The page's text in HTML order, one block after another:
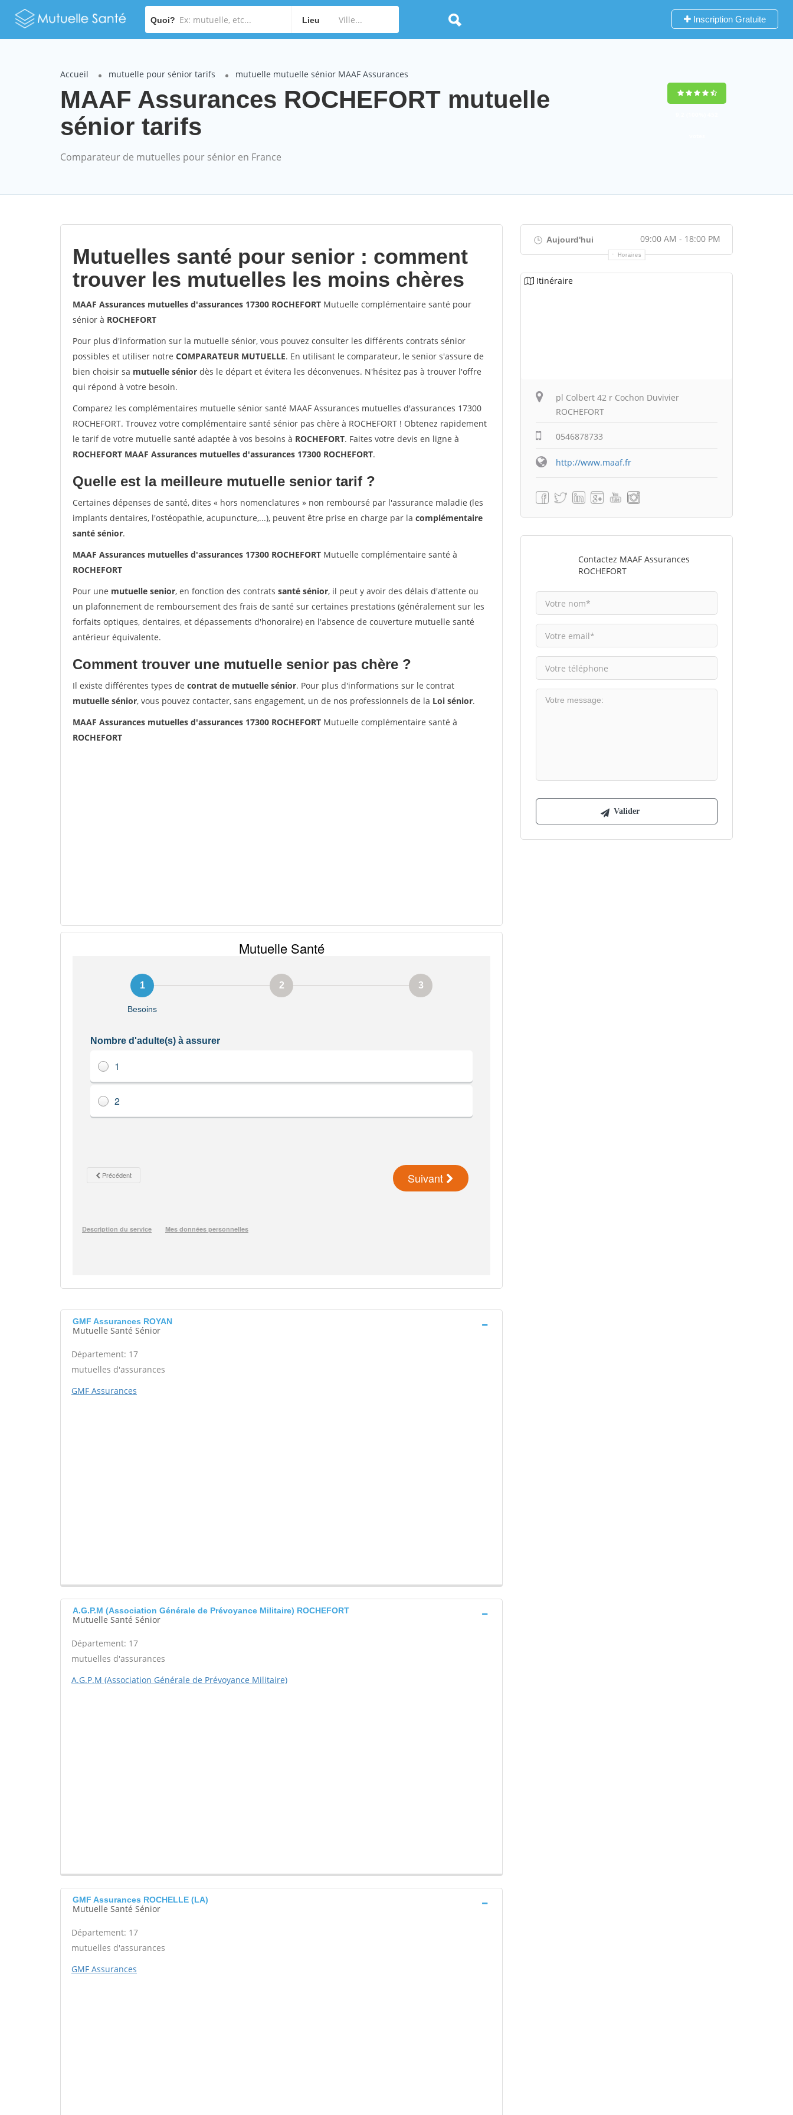
Quoi? Lieu Inscription Gratuite
Accueil mutuelle pour sénior tarifs mutuelle mutuelle sénior MAAF Assurances
MAAF Assurances ROCHEFORT mutuelle
sénior tarifs
Comparateur de mutuelles pour sénior en France
Mutuelles santé pour senior : comment
trouver les mutuelles les moins chères
MAAF Assurances mutuelles d'assurances 17300 ROCHEFORT Mutuelle complémentaire santé pour
sénior à ROCHEFORT
Pour plus d'information sur la mutuelle sénior, vous pouvez consulter les différents contrats sénior
possibles et utiliser notre COMPARATEUR MUTUELLE. En utilisant le comparateur, le senior s'assure de
bien choisir sa mutuelle sénior dès le départ et évitera les déconvenues. N'hésitez pas à trouver l'offre
qui répond à votre besoin.
Comparez les complémentaires mutuelle sénior santé MAAF Assurances mutuelles d'assurances 17300
ROCHEFORT. Trouvez votre complémentaire santé sénior pas chère à ROCHEFORT ! Obtenez rapidement
le tarif de votre mutuelle santé adaptée à vos besoins à ROCHEFORT. Faites votre devis en ligne à
ROCHEFORT MAAF Assurances mutuelles d'assurances 17300 ROCHEFORT.
Quelle est la meilleure mutuelle senior tarif ?
Certaines dépenses de santé, dites « hors nomenclatures » non remboursé par l'assurance maladie (les
implants dentaires, l'ostéopathie, acupuncture,...), peuvent être prise en charge par la complémentaire
santé sénior.
MAAF Assurances mutuelles d'assurances 17300 ROCHEFORT Mutuelle complémentaire santé à
ROCHEFORT
Pour une mutuelle senior, en fonction des contrats santé sénior, il peut y avoir des délais d'attente ou
un plafonnement de remboursement des frais de santé sur certaines prestations (généralement sur les
forfaits optiques, dentaires, et dépassements d'honoraire) en l'absence de couverture mutuelle santé
antérieur équivalente.
Comment trouver une mutuelle senior pas chère ?
Il existe différentes types de contrat de mutuelle sénior. Pour plus d'informations sur le contrat
mutuelle sénior, vous pouvez contacter, sans engagement, un de nos professionnels de la Loi sénior.
MAAF Assurances mutuelles d'assurances 17300 ROCHEFORT Mutuelle complémentaire santé à
ROCHEFORT
GMF Assurances ROYAN
Mutuelle Santé Sénior
Département: 17
mutuelles d'assurances
GMF Assurances
A.G.P.M (Association Générale de Prévoyance Militaire) ROCHEFORT
Mutuelle Santé Sénior
Département: 17
mutuelles d'assurances
A.G.P.M (Association Générale de Prévoyance Militaire)
GMF Assurances ROCHELLE (LA)
Mutuelle Santé Sénior
Département: 17
mutuelles d'assurances
GMF Assurances
Aujourd'hui 09:00 AM - 18:00 PM
Horaires
Itinéraire
pl Colbert 42 r Cochon Duvivier
ROCHEFORT
0546878733
http://www.maaf.fr
Contactez MAAF Assurances
ROCHEFORT